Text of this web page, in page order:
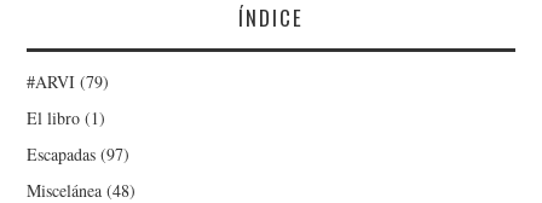
ÍNDICE
#ARVI (79)
El libro (1)
Escapadas (97)
Miscelánea (48)